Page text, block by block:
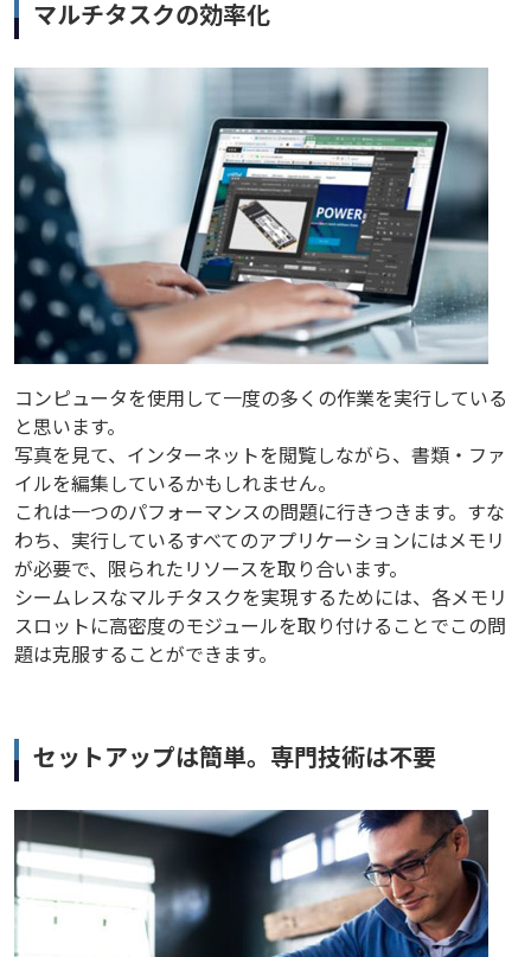
マルチタスクの効率化
コンピュータを使用して一度の多くの作業を実行している
と思います。
写真を見て、インターネットを閲覧しながら、書類・ファ
イルを編集しているかもしれません。
これは一つのパフォーマンスの問題に行きつきます。すな
わち、実行しているすべてのアプリケーションにはメモリ
が必要で、限られたリソースを取り合います。
シームレスなマルチタスクを実現するためには、各メモリ
スロットに高密度のモジュールを取り付けることでこの問
題は克服することができます。
セットアップは簡単。専門技術は不要